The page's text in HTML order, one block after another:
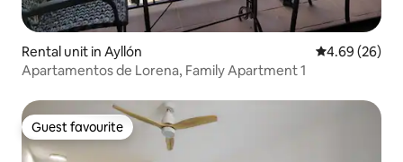
Rental unit in Ayllón 4.69 out of 5
4.69 (26)
Apartamentos de Lorena, Family Apartment 1
Guest favourite
Guest favourite